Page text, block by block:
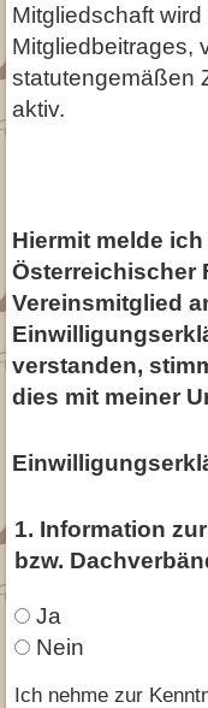
Mitgliedschaft
Mitgliedbeitrages,
statutengemäßen
aktiv.
Hiermit melde
Österreichischer
Vereinsmitglied
verstanden,
dies mit meiner
1. Information
bzw.
Ja
Nein
Ich nehme zur